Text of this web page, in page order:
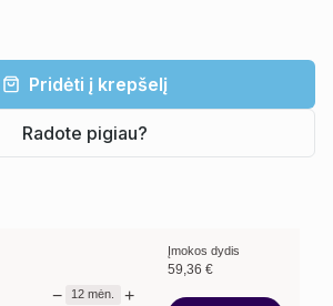
Pridėti į krepšelį
Radote pigiau?
− 12 mėn. +
Įmokos dydis
59,36 €